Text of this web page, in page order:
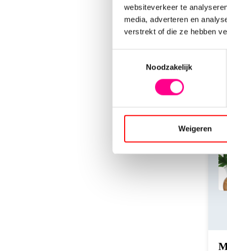
websiteverkeer te
media, adverteren en
verstrekt of die ze hebben
Noodzakelijk
Weigeren